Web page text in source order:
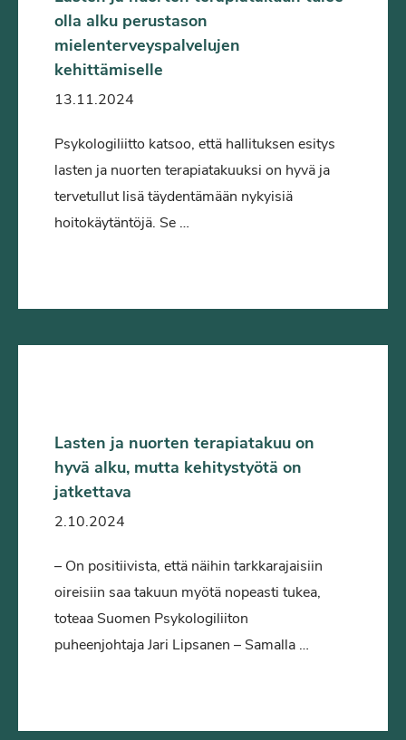
olla alku perustason
mielenterveyspalvelujen
kehittämiselle
13.11.2024
Psykologiliitto katsoo, että hallituksen esitys
lasten ja nuorten terapiatakuuksi on hyvä ja
tervetullut lisä täydentämään nykyisiä
hoitokäytäntöjä. Se …
Lasten ja nuorten terapiatakuu on
hyvä alku, mutta kehitystyötä on
jatkettava
2.10.2024
– On positiivista, että näihin tarkkarajaisiin
oireisiin saa takuun myötä nopeasti tukea,
toteaa Suomen Psykologiliiton
puheenjohtaja Jari Lipsanen – Samalla …